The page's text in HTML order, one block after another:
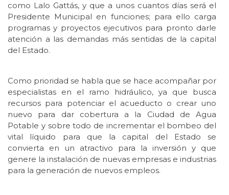
como Lalo Gattás, y que a unos cuantos días será el
Presidente Municipal en funciones; para ello carga
programas y proyectos ejecutivos para pronto darle
atención a las demandas más sentidas de la capital
del Estado.
Como prioridad se habla que se hace acompañar por
especialistas en el ramo hidráulico, ya que busca
recursos para potenciar el acueducto o crear uno
nuevo para dar cobertura a la Ciudad de Agua
Potable y sobre todo de incrementar el bombeo del
vital líquido para que la capital del Estado se
convierta en un atractivo para la inversión y que
genere la instalación de nuevas empresas e industrias
para la generación de nuevos empleos.